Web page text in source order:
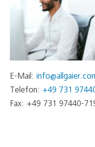
E-Mail:
Telefon: +49 731
Fax: +49 731 97440-